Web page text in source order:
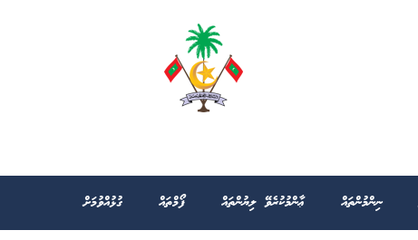
ނިންމުންތައް ޢާންމުކުރެވޭ ލިޔުންތައް ފޯމްތައް ގުޅުއްވުމަށް